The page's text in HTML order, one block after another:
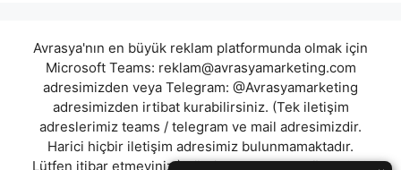
Avrasya'nın en büyük reklam platformunda olmak için
Microsoft Teams: reklam@avrasyamarketing.com
adresimizden veya Telegram: @Avrasyamarketing
adresimizden irtibat kurabilirsiniz. (Tek iletişim
adreslerimiz teams / telegram ve mail adresimizdir.
Harici hiçbir iletişim adresimiz bulunmamaktadır.
Lütfen itibar etmeyiniz.) Türkiye yasalarına göre 7258